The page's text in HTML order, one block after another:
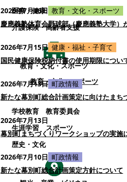
医療・健康
介護保険・高齢者支援
教育・文化・スポーツ
教育・文化・スポーツ
学校教育
教育委員会
生涯学習
スポーツ
歴史・文化
2026年7月16日 教育・文化・スポーツ
慶應義塾体育会野球部（慶應義塾大学）
2026年7月15日 健康・福祉・子育て
国民健康保険税納付書の使用期限につい
2026年7月13日 町政情報
新たな幕別町総合計画策定に向けたまち
2026年7月13日
幕別町まちづくりワークショップの実施
2026年7月10日 町政情報
新たな幕別町総合計画策定方針について